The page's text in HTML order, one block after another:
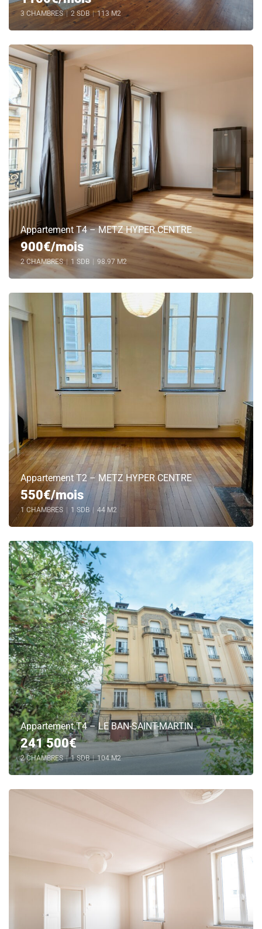
3 CHAMBRES | 2 SDB | 113 M2
Appartement T4 – METZ HYPER CENTRE
900€/mois
2 CHAMBRES 1 SDB 98.97 M2
Appartement T2 – METZ HYPER CENTRE
550€/mois
1 CHAMBRES 1 SDB 44 M2
Appartement T4 – LE BAN-SAINT-MARTIN
241 500€
2 CHAMBRES | 1 SDB | 104 M2